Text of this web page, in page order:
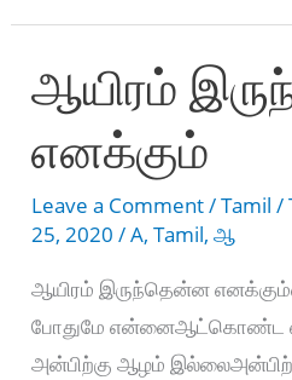
முன்
எழுவீர்-
Aadhavan
Uthikkum
ஆயிரம்
எனக்கும்
Leave a Comment/Tamil /
25, 2020/A,Tamil,ஆ
ஆயிரம் இருந்தென்ன
போதுமே என்னைஆட்கொண்ட
அன்பிற்கு ஆழம்